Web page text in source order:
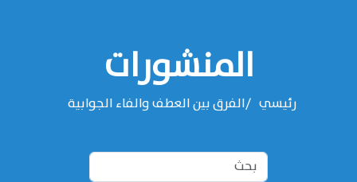
المنشورات
رئيسي الفرق بين العطف والفاء الجوابية